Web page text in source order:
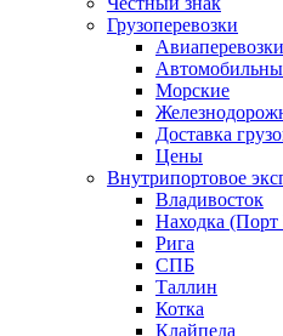
Грузоперевозки
Авиаперевозки
Морские
Доставка
Цены
Внутрипортовое
Владивосток
Находка
Рига
СПБ
Таллин
Котка
Клайпеда